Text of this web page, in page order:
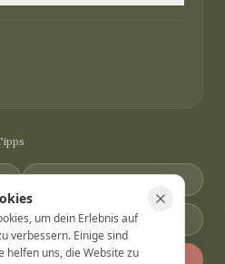
um dein Erlebnis auf
verbessern. Einige sind
helfen uns, die Website zu